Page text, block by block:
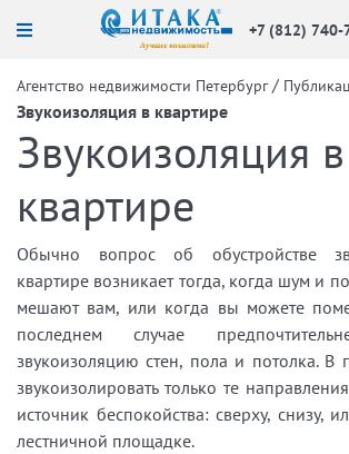
+7 (812) 740-
Агентство недвижимости Петербург /
Звукоизоляция в квартире
Звукоизоляция в
квартире
Обычно вопрос об обустройстве
квартире возникает тогда, когда шум и
мешают вам, или когда вы можете
последнем случае
звукоизоляцию стен, пола и потолка.
звукоизолировать только те
источник беспокойства: сверху, снизу,
лестничной площадке.